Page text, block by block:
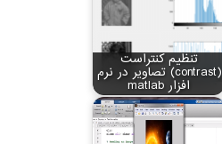
تنظیم کنتراست
(contrast) تصاویر در نرم
افزار matlab